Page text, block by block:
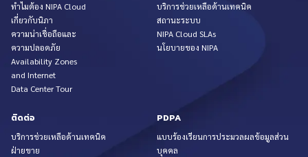
ทำไมต้อง NIPA Cloud
เกี่ยวกับนิภา
ความน่าเชื่อถือและ
ความปลอดภัย
Availability Zones
and Internet
Data Center Tour
บริการช่วยเหลือด้านเทคนิค
สถานะระบบ
NIPA Cloud SLAs
นโยบายของ NIPA
ติดต่อ
บริการช่วยเหลือด้านเทคนิค
ฝ่ายขาย
PDPA
แบบร้องเรียนการประมวลผลข้อมูลส่วน
บุคคล